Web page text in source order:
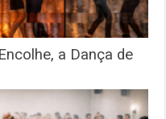
a Dança de